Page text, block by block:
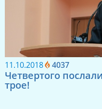
11.10.2018 4037
Четвертого
трое!